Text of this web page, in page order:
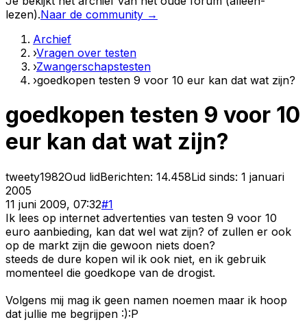
lezen).Naar de community →
Archief
›Vragen over testen
›Zwangerschapstesten
›goedkopen testen 9 voor 10 eur kan dat wat zijn?
goedkopen testen 9 voor 10
eur kan dat wat zijn?
tweety1982Oud lidBerichten: 14.458Lid sinds: 1 januari
2005
11 juni 2009, 07:32#1
Ik lees op internet advertenties van testen 9 voor 10
euro aanbieding, kan dat wel wat zijn? of zullen er ook
op de markt zijn die gewoon niets doen?
steeds de dure kopen wil ik ook niet, en ik gebruik
momenteel die goedkope van de drogist.
Volgens mij mag ik geen namen noemen maar ik hoop
dat jullie me begrijpen :):P